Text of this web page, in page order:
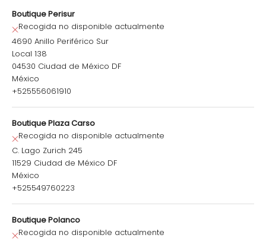
Boutique Perisur
Recogida no disponible actualmente
4690 Anillo Periférico Sur
Local 138
04530 Ciudad de México DF
México
+525556061910
Boutique Plaza Carso
Recogida no disponible actualmente
C. Lago Zurich 245
11529 Ciudad de México DF
México
+525549760223
Boutique Polanco
Recogida no disponible actualmente